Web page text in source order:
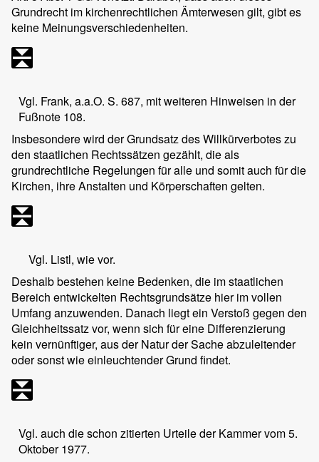
Grundrecht im kirchenrechtlichen Ämterwesen gilt, gibt es
keine Meinungsverschiedenheiten.
Vgl. Frank, a.a.O. S. 687, mit weiteren Hinweisen in der
Fußnote 108.
Insbesondere wird der Grundsatz des Willkürverbotes zu
den staatlichen Rechtssätzen gezählt, die als
grundrechtliche Regelungen für alle und somit auch für die
Kirchen, ihre Anstalten und Körperschaften gelten.
Vgl. Listl, wie vor.
Deshalb bestehen keine Bedenken, die im staatlichen
Bereich entwickelten Rechtsgrundsätze hier im vollen
Umfang anzuwenden. Danach liegt ein Verstoß gegen den
Gleichheitssatz vor, wenn sich für eine Differenzierung
kein vernünftiger, aus der Natur der Sache abzuleitender
oder sonst wie einleuchtender Grund findet.
Vgl. auch die schon zitierten Urteile der Kammer vom 5.
Oktober 1977.